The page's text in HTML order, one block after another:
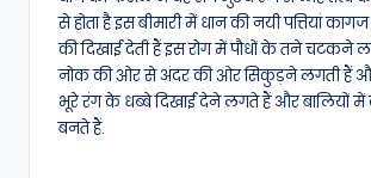
से होता है इस बीमारी में धान की नयी पत्तियां
की दिखाई देती हैं इस रोग में पौधों के तने चटकने
नोक की ओर से अंदर की ओर सिकुड़ने लगती हैं
भूरे रंग के धब्बे दिखाई देने लगते हैं और बालियों में
बनते हैं.